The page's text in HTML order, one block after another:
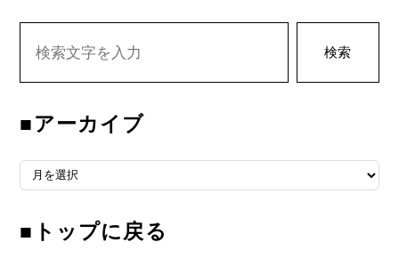
検索
■アーカイブ
■アーカイブ
■トップに戻る